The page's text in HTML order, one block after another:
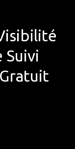
Suivi